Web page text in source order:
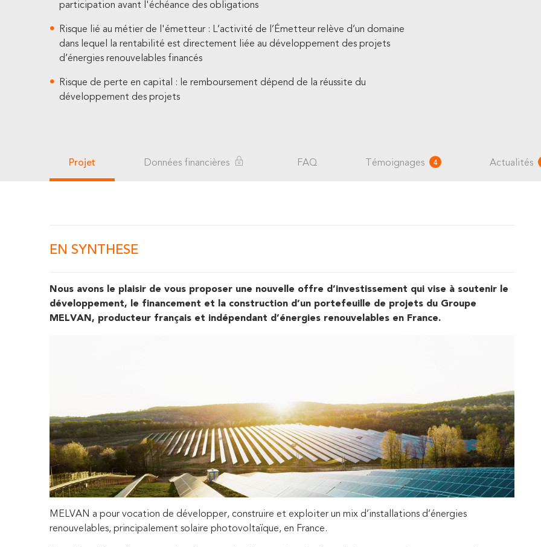
participation avant l'échéance des obligations
Risque lié au métier de l'émetteur : L’activité de l’Émetteur relève d’un domaine
dans lequel la rentabilité est directement liée au développement des projets
d’énergies renouvelables financés
Risque de perte en capital : le remboursement dépend de la réussite du
développement des projets
Projet Données financières FAQ Témoignages 4 Actualités
EN SYNTHESE
Nous avons le plaisir de vous proposer une nouvelle offre d’investissement qui vise à soutenir le
développement, le financement et la construction d’un portefeuille de projets du Groupe
MELVAN, producteur français et indépendant d’énergies renouvelables en France.
MELVAN a pour vocation de développer, construire et exploiter un mix d’installations d’énergies
renouvelables, principalement solaire photovoltaïque, en France.